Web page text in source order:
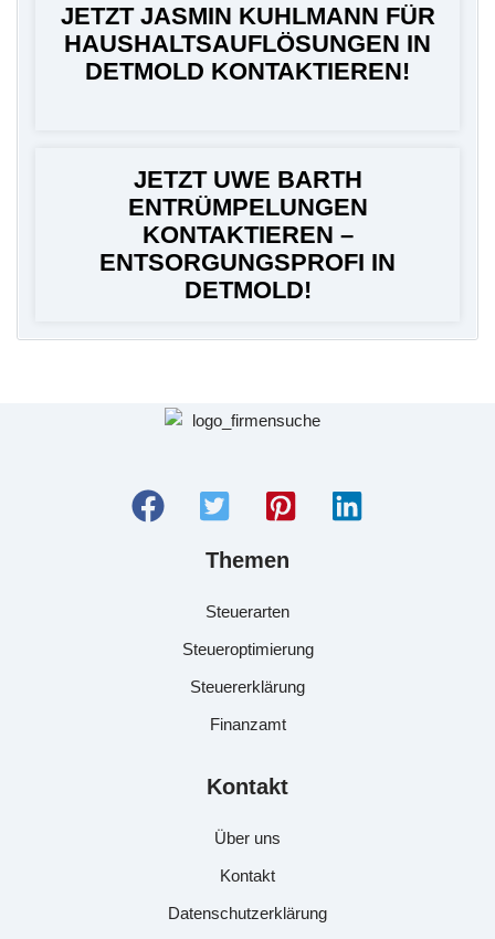
JETZT JASMIN KUHLMANN FÜR
HAUSHALTSAUFLÖSUNGEN IN
DETMOLD KONTAKTIEREN!
JETZT UWE BARTH
ENTRÜMPELUNGEN
KONTAKTIEREN –
ENTSORGUNGSPROFI IN
DETMOLD!
Themen
Steuerarten
Steueroptimierung
Steuererklärung
Finanzamt
Kontakt
Über uns
Kontakt
Datenschutzerklärung